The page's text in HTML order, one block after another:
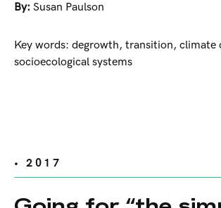
By: Susan Paulson
Key words: degrowth, transition, climate
socioecological systems
• 2017